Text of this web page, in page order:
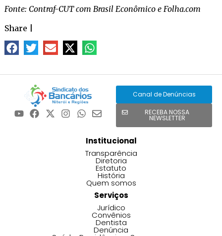
Fonte: Contraf-CUT com Brasil Econômico e Folha.com
Share
Canal de Denúncias
RECEBA NOSSA
NEWSLETTER
Institucional
Transparência
Diretoria
Estatuto
História
Quem somos
Serviços
Jurídico
Convênios
Dentista
Denúncia